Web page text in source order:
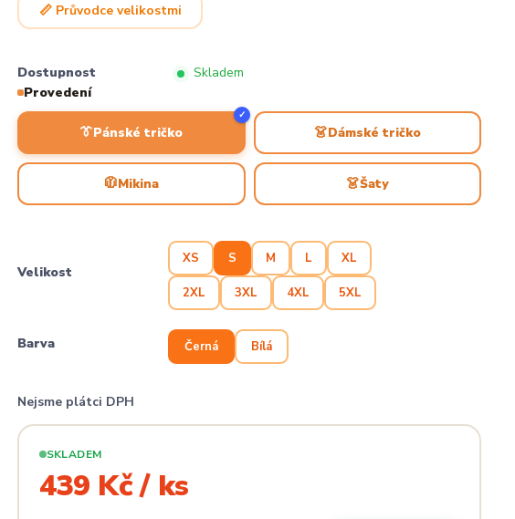
📏 Průvodce velikostmi
Dostupnost
Skladem
Provedení
👔Pánské tričko
✓
👗Dámské tričko
🧥Mikina 👗Šaty
Velikost
XS S M L XL
2XL 3XL 4XL 5XL
Barva Černá Bílá
Nejsme plátci DPH
SKLADEM
439 Kč / ks